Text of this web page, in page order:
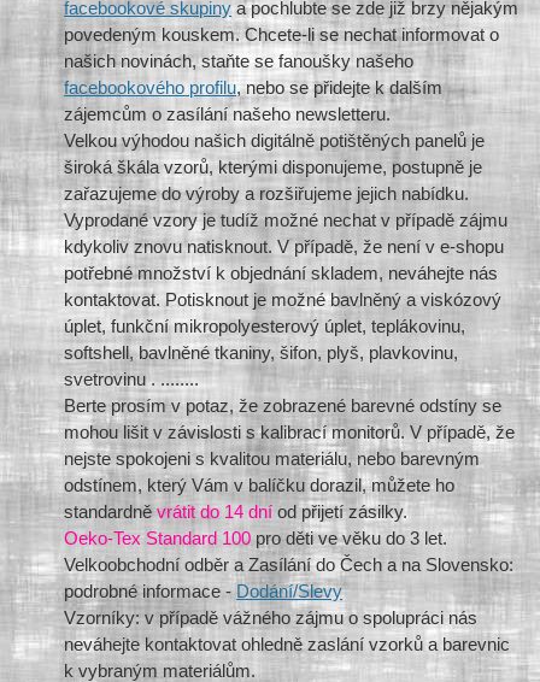
facebookové skupinya pochlubte se zde již brzy nějakým
povedeným kouskem. Chcete-li se nechat informovat o
našich novinách, staňte se fanoušky našeho
facebookového profilu, nebo se přidejte k dalším
zájemcům o zasílání našeho newsletteru.
Velkou výhodou našich digitálně potištěných panelů je
široká škála vzorů, kterými disponujeme, postupně je
zařazujeme do výroby a rozšiřujeme jejich nabídku.
Vyprodané vzory je tudíž možné nechat v případě zájmu
kdykoliv znovu natisknout. V případě, že není v e-shopu
potřebné množství k objednání skladem, neváhejte nás
kontaktovat. Potisknout je možné bavlněný a viskózový
úplet, funkční mikropolyesterový úplet, teplákovinu,
softshell, bavlněné tkaniny, šifon, plyš, plavkovinu,
svetrovinu . ........
Berte prosím v potaz, že zobrazené barevné odstíny se
mohou lišit v závislosti s kalibrací monitorů. V případě, že
nejste spokojeni s kvalitou materiálu, nebo barevným
odstínem, který Vám v balíčku dorazil, můžete ho
standardněvrátit do 14 dní od přijetí zásilky.
Oeko-Tex Standard 100 pro děti ve věku do 3 let.
Velkoobchodní odběr a Zasílání do Čech a na Slovensko:
podrobné informace - Dodání/Slevy
Vzorníky: v případě vážného zájmu o spolupráci nás
neváhejte kontaktovat ohledně zaslání vzorků a barevnic
k vybraným materiálům.